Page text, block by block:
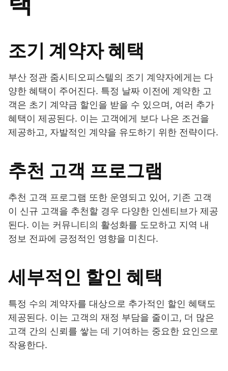
조기 계약자 혜택
부산 정관 줌시티오피스텔의 조기 계약자에게는 다
양한 혜택이 주어진다. 특정 날짜 이전에 계약한 고
객은 초기 계약금 할인을 받을 수 있으며, 여러 추가
혜택이 제공된다. 이는 고객에게 보다 나은 조건을
제공하고, 자발적인 계약을 유도하기 위한 전략이다.
추천 고객 프로그램
추천 고객 프로그램 또한 운영되고 있어, 기존 고객
이 신규 고객을 추천할 경우 다양한 인센티브가 제공
된다. 이는 커뮤니티의 활성화를 도모하고 지역 내
정보 전파에 긍정적인 영향을 미친다.
세부적인 할인 혜택
특정 수의 계약자를 대상으로 추가적인 할인 혜택도
제공된다. 이는 고객의 재정 부담을 줄이고, 더 많은
고객 간의 신뢰를 쌓는 데 기여하는 중요한 요인으로
작용한다.